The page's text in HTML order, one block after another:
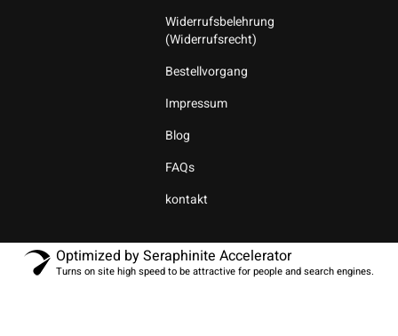
Widerrufsbelehrung
(Widerrufsrecht)
Bestellvorgang
Impressum
Blog
FAQs
kontakt
Optimized by Seraphinite Accelerator
Turns on site high speed to be attractive for people and search engines.